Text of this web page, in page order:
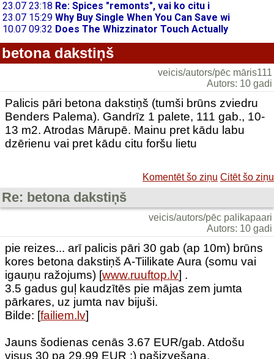
betona dakstiņš
veicis/autors/pēc māris111
Autors: 10 gadi
Palicis pāri betona dakstiņš (tumši brūns zviedru
Benders Palema). Gandrīz 1 palete, 111 gab., 10-
13 m2. Atrodas Mārupē. Mainu pret kādu labu
dzērienu vai pret kādu citu foršu lietu
Komentēt šo ziņu Citēt šo ziņu
Re: betona dakstiņš
veicis/autors/pēc palikapaari
Autors: 10 gadi
pie reizes... arī palicis pāri 30 gab (ap 10m) brūns
kores betona dakstiņš A-Tiilikate Aura (somu vai
igauņu ražojums) [www.ruuftop.lv] .
3.5 gadus guļ kaudzītēs pie mājas zem jumta
pārkares, uz jumta nav bijuši.
Bilde: [failiem.lv]
Jauns šodienas cenās 3.67 EUR/gab. Atdošu
visus 30 pa 29.99 EUR :) pašizvešana.